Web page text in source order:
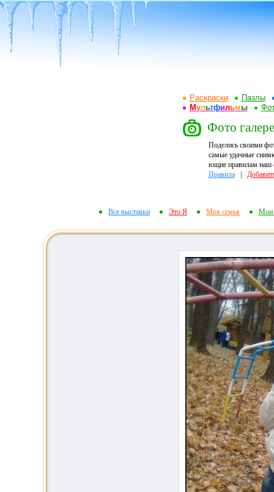
Раскраски
Пазлы
Мультфильмы
Фото
Поделись своими
самые удачные
ющие правилам наш
Правила|
Все выставки Это Я Моя семья Мои